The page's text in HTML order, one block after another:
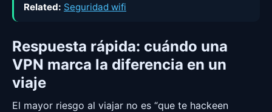
Related: Seguridad wifi
Respuesta rápida: cuándo una
VPN marca la diferencia en un
viaje
El mayor riesgo al viajar no es “que te hackeen